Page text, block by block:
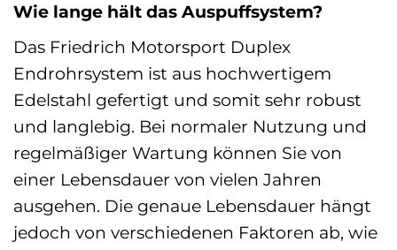
Wie lange hält das Auspuffsystem?
Das Friedrich Motorsport Duplex
Endrohrsystem ist aus hochwertigem
Edelstahl gefertigt und somit sehr robust
und langlebig. Bei normaler Nutzung und
regelmäßiger Wartung können Sie von
einer Lebensdauer von vielen Jahren
ausgehen. Die genaue Lebensdauer hängt
jedoch von verschiedenen Faktoren ab, wie